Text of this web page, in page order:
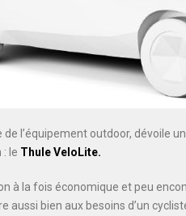
l’équipement outdoor, dévoile
le Thule VeloLite.
à la fois économique et peu
aussi bien aux besoins d’un